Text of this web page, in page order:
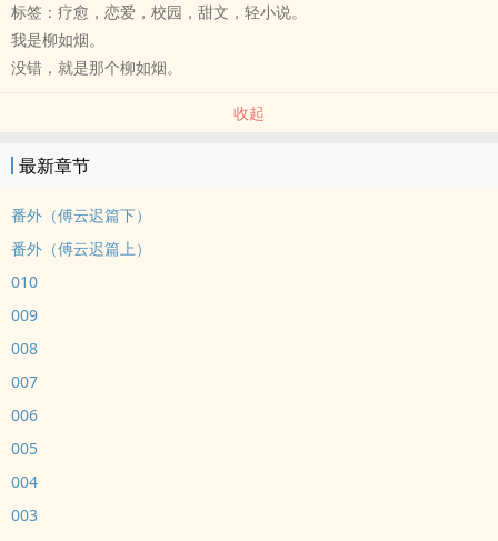
标签：疗愈，恋爱，校园，甜文，轻小说。
我是柳如烟。
没错，就是那个柳如烟。
收起
最新章节
番外（傅云迟篇下）
番外（傅云迟篇上）
010
009
008
007
006
005
004
003